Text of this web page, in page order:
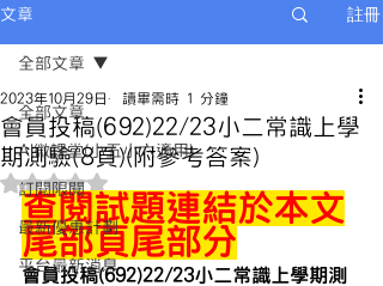
文章 註冊
全部文章
AI微課堂(小五小六適用)
訂閱限閱
最新優惠計劃
平台最新消息
全部文章
會員投稿(692)22/23小二常識上學
期測驗(8頁)(附參考答案)
2023年10月29日 讀畢需時 1 分鐘
評等為 NaN（最高為 5 顆星）。
查閱試題連結於本文
尾部頁尾部分
會員投稿(692)22/23小二常識上學期測